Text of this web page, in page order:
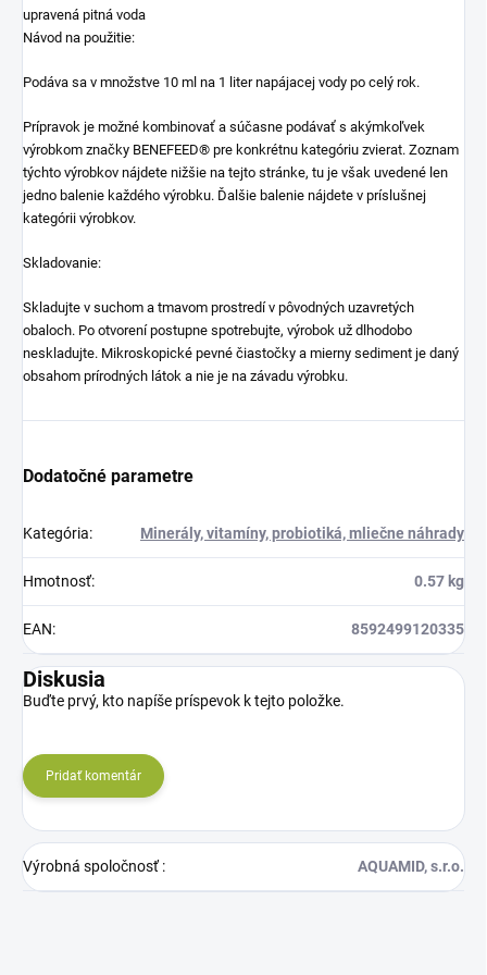
upravená pitná voda
Návod na použitie:
Podáva sa v množstve 10 ml na 1 liter napájacej vody po celý rok.
Prípravok je možné kombinovať a súčasne podávať s akýmkoľvek
výrobkom značky BENEFEED® pre konkrétnu kategóriu zvierat. Zoznam
týchto výrobkov nájdete nižšie na tejto stránke, tu je však uvedené len
jedno balenie každého výrobku. Ďalšie balenie nájdete v príslušnej
kategórii výrobkov.
Skladovanie:
Skladujte v suchom a tmavom prostredí v pôvodných uzavretých
obaloch. Po otvorení postupne spotrebujte, výrobok už dlhodobo
neskladujte. Mikroskopické pevné čiastočky a mierny sediment je daný
obsahom prírodných látok a nie je na závadu výrobku.
Dodatočné parametre
Kategória: Minerály, vitamíny, probiotiká, mliečne náhrady
Hmotnosť: 0.57 kg
EAN: 8592499120335
Diskusia
Buďte prvý, kto napíše príspevok k tejto položke.
Pridať komentár
Výrobná spoločnosť: AQUAMID, s.r.o.